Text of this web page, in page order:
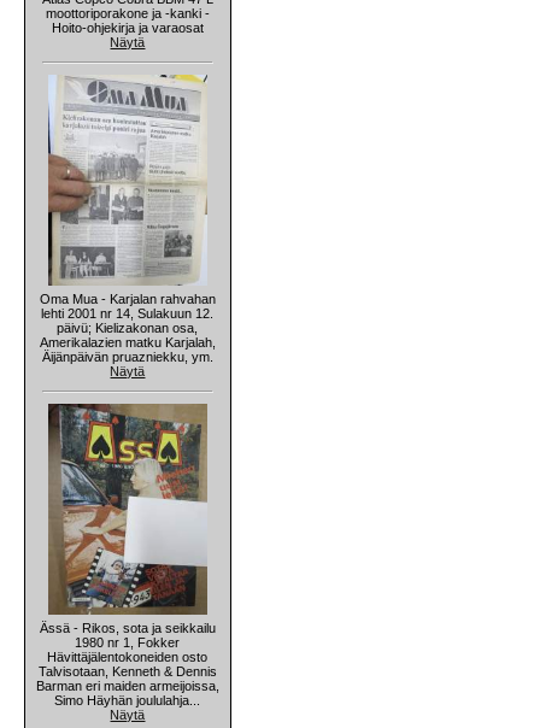
moottoriporakone ja -kanki -
Hoito-ohjekirja ja varaosat
Näytä
Oma Mua - Karjalan rahvahan
lehti 2001 nr 14, Sulakuun 12.
päivü; Kielizakonan osa,
Amerikalazien matku Karjalah,
Äijänpäivän pruazniekku, ym.
Näytä
Ässä - Rikos, sota ja seikkailu
1980 nr 1, Fokker
Hävittäjälentokoneiden osto
Talvisotaan, Kenneth & Dennis
Barman eri maiden armeijoissa,
Simo Häyhän joululahja...
Näytä